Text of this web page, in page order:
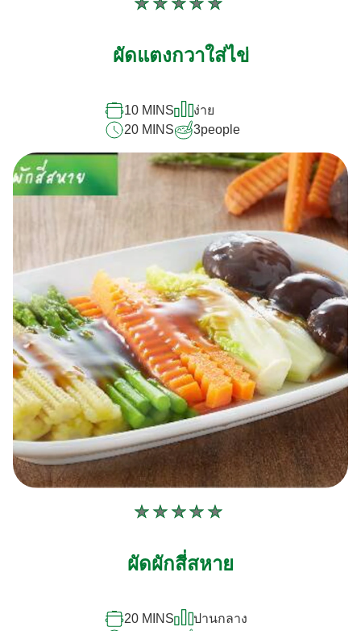
ไม่มี
ให้
สำหรับ
recipe
นี้
ผัดแตงกวาใส่ไข่
10 MINS
ง่าย
20 MINS
3people
ไม่มี
ให้
สำหรับ
recipe
ผัดผักสี่สหาย
20 MINS ปานกลาง